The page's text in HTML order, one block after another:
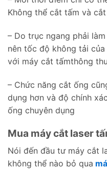
Không thể cắt tấm và
– Do trục ngang phải
nên tốc độ không tải
với máy cắt tấmthông
– Chức năng cắt ống
dụng hơn và độ chính
ống chuyên dụng
Mua máy cắt laser
Nói đến đầu tư máy cắt
không thể nào bỏ qua